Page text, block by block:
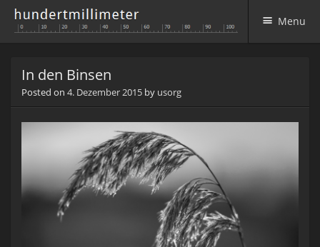
Menu
In den Binsen
Posted on 4. Dezember 2015 by usorg